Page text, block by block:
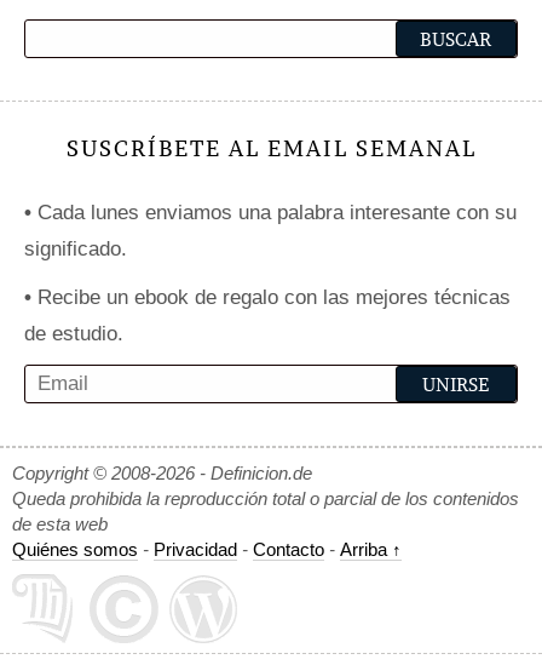
SUSCRÍBETE AL EMAIL SEMANAL
• Cada lunes enviamos una palabra interesante con su
significado.
• Recibe un ebook de regalo con las mejores técnicas
de estudio.
Copyright © 2008-2026 - Definicion.de
Queda prohibida la reproducción total o parcial de los contenidos
de esta web
Quiénes somos - Privacidad - Contacto - Arriba ↑